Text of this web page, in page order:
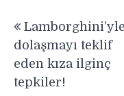
gezinmesi
Lamborghini’yle
dolaşmayı teklif
eden kıza ilginç
tepkiler!